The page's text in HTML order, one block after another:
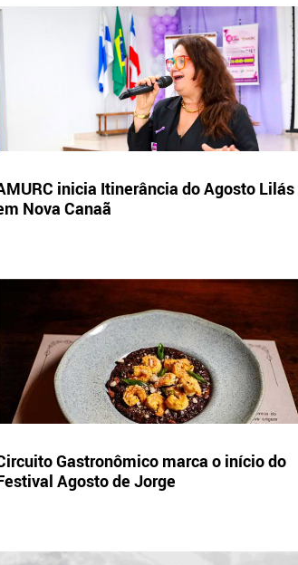
inicia Itinerância do Agosto Lilás
Nova Canaã
Gastronômico marca o início do
Agosto de Jorge